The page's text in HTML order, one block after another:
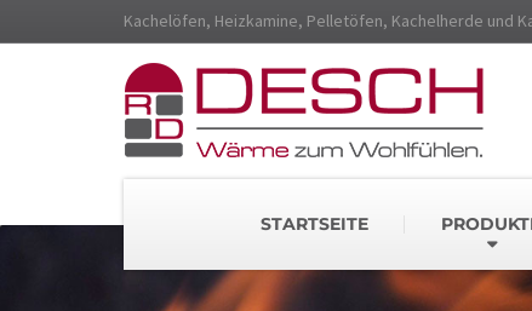
Kachelöfen, Heizkamine, Pelletöfen, Kachelherde und
STARTSEITE